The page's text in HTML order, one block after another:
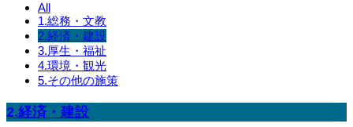
All
1.総務・文教
2.経済・建設
3.厚生・福祉
4.環境・観光
5.その他の施策
2.経済・建設